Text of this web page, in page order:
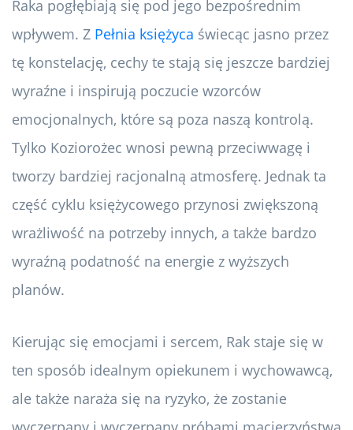
Raka pogłębiają się pod jego bezpośrednim
wpływem. Z Pełnia księżyca świecąc jasno przez
tę konstelację, cechy te stają się jeszcze bardziej
wyraźne i inspirują poczucie wzorców
emocjonalnych, które są poza naszą kontrolą.
Tylko Koziorożec wnosi pewną przeciwwagę i
tworzy bardziej racjonalną atmosferę. Jednak ta
część cyklu księżycowego przynosi zwiększoną
wrażliwość na potrzeby innych, a także bardzo
wyraźną podatność na energie z wyższych
planów.
Kierując się emocjami i sercem, Rak staje się w
ten sposób idealnym opiekunem i wychowawcą,
ale także naraża się na ryzyko, że zostanie